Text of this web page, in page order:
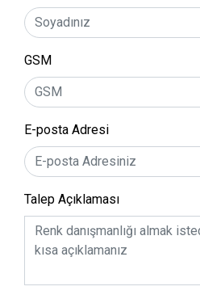
GSM
E-posta Adresi
Talep Açıklaması